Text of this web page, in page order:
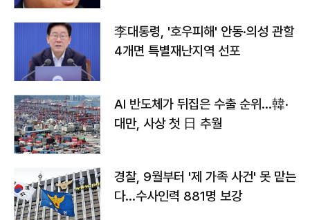
李대통령, '호우피해' 안동·의성 관할
4개면 특별재난지역 선포
AI 반도체가 뒤집은 수출 순위…韓·
대만, 사상 첫 日 추월
경찰, 9월부터 '제 가족 사건' 못 맡는
다…수사인력 881명 보강